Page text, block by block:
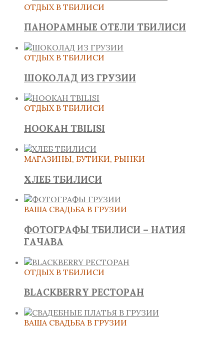
ОТДЫХ В ТБИЛИСИ
ПАНОРАМНЫЕ ОТЕЛИ ТБИЛИСИ
ОТДЫХ В ТБИЛИСИ
ШОКОЛАД ИЗ ГРУЗИИ
ОТДЫХ В ТБИЛИСИ
HOOKAH TBILISI
МАГАЗИНЫ, БУТИКИ, РЫНКИ
ХЛЕБ ТБИЛИСИ
ВАША СВАДЬБА В ГРУЗИИ
ФОТОГРАФЫ ТБИЛИСИ – НАТИЯ
ГАЧАВА
ОТДЫХ В ТБИЛИСИ
BLACKBERRY РЕСТОРАН
ВАША СВАДЬБА В ГРУЗИИ